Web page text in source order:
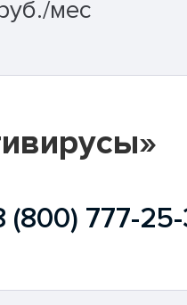
мес
(800) 777-